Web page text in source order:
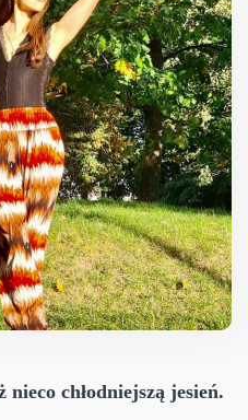
chłodniejszą jesień.